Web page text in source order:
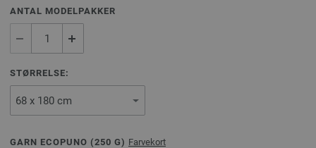
ANTAL MODELPAKKER
STØRRELSE:
GARN ECOPUNO (250 G) Farvekort